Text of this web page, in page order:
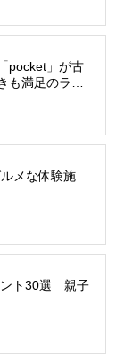
pocket」が古
も満足のライ
メな体験施
ント30選 親子